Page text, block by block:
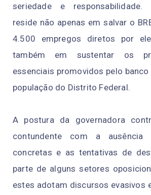
seriedade e responsabilidade.
reside não apenas em salvar o
4.500 empregos diretos por ele
também em sustentar os
essenciais promovidos pelo
população do Distrito Federal.
A postura da governadora
contundente com a ausência
concretas e as tentativas de
parte de algunssetores
estes adotam discursos evasivos